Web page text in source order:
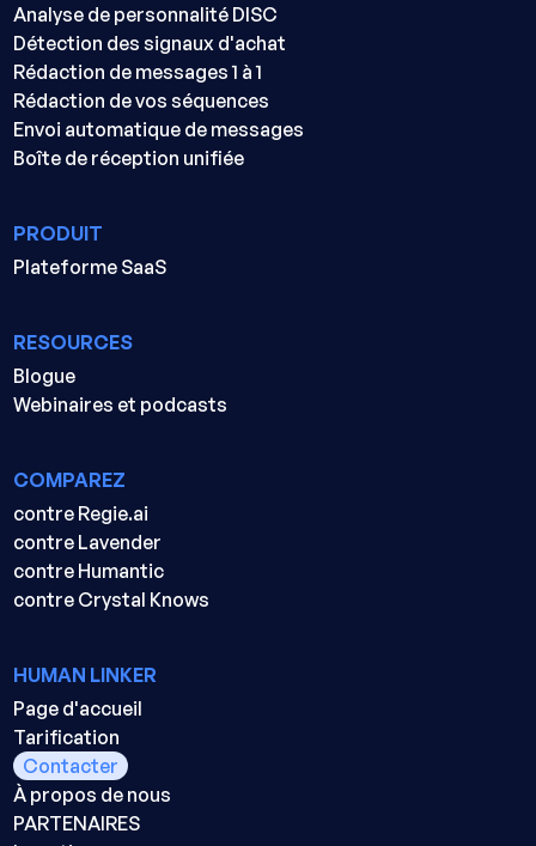
Analyse de personnalité DISC
Détection des signaux d'achat
Rédaction de messages 1 à 1
Rédaction de vos séquences
Envoi automatique de messages
Boîte de réception unifiée
PRODUIT
Plateforme SaaS
RESOURCES
Blogue
Webinaires et podcasts
COMPAREZ
contre Regie.ai
contre Lavender
contre Humantic
contre Crystal Knows
HUMAN LINKER
Page d'accueil
Tarification
Contacter
À propos de nous
PARTENAIRES